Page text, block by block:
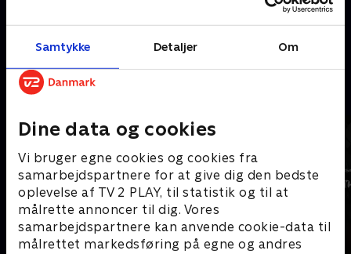
Samtykke Detaljer Om
Dine data og cookies
Vi bruger egne cookies og cookies fra
samarbejdspartnere for at give dig den bedste
oplevelse af TV 2 PLAY, til statistik og til at
målrette annoncer til dig. Vores
samarbejdspartnere kan anvende cookie-data til
målrettet markedsføring på egne og andres
Kræver tilkøb
Mere indhold fra Disney+